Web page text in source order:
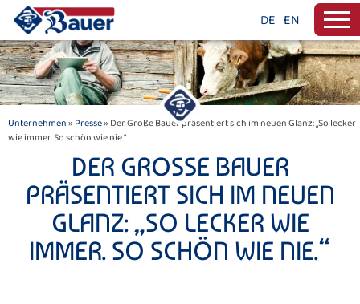
DE EN
Unternehmen» Presse» Der Große Bauer präsentiert sich im neuen Glanz: „So lecker
wie immer. So schön wie nie.“
DER GROSSE BAUER P
RÄSENTIERT SICH IM NEUEN G
LANZ: „SO LECKER WIE I
MMER. SO SCHÖN WIE NIE.“